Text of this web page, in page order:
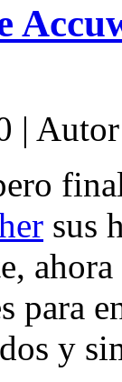
|
sus
para
y